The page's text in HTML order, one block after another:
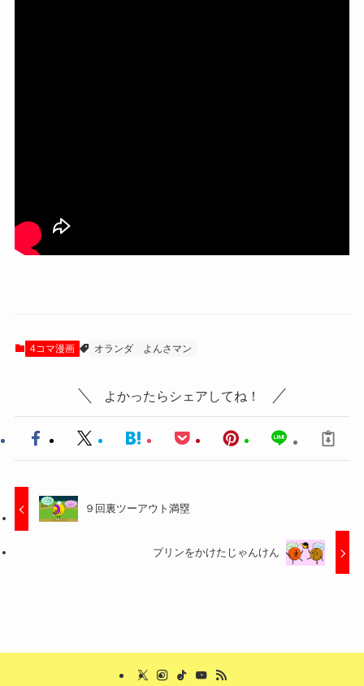
4コマ漫画 オランダ よんさマン
よかったらシェアしてね！
９回裏ツーアウト満塁
プリンをかけたじゃんけん